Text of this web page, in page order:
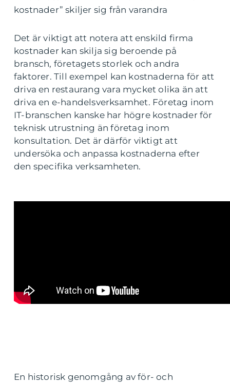
kostnader” skiljer sig från varandra
Det är viktigt att notera att enskild firma
kostnader kan skilja sig beroende på
bransch, företagets storlek och andra
faktorer. Till exempel kan kostnaderna för att
driva en restaurang vara mycket olika än att
driva en e-handelsverksamhet. Företag inom
IT-branschen kanske har högre kostnader för
teknisk utrustning än företag inom
konsultation. Det är därför viktigt att
undersöka och anpassa kostnaderna efter
den specifika verksamheten.
En historisk genomgång av för- och